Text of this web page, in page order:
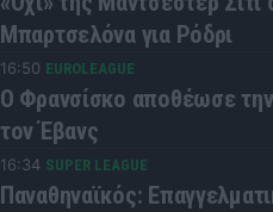
Μπαρτσελόνα για Ρόδρι
16:50 EUROLEAGUE
Ο Φρανσίσκο αποθέωσε την
τον Έβανς
16:34 SUPER LEAGUE
Παναθηναϊκός: